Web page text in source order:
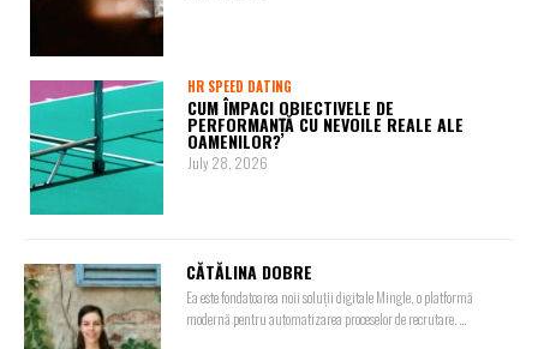
HR SPEED DATING
CUM ÎMPACI OBIECTIVELE DE
PERFORMANȚĂ CU NEVOILE REALE ALE
OAMENILOR?
July 28, 2026
CĂTĂLINA DOBRE
Ea este fondatoarea noii soluții digitale Mingle, o platformă
modernă pentru automatizarea proceselor de recrutare. ...